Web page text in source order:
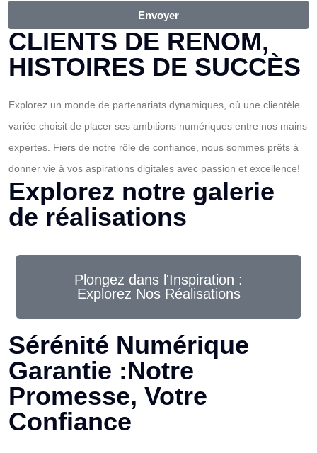
Envoyer
CLIENTS DE RENOM,
HISTOIRES DE SUCCÈS
Explorez un monde de partenariats dynamiques, où une clientèle
variée choisit de placer ses ambitions numériques entre nos mains
expertes. Fiers de notre rôle de confiance, nous sommes prêts à
donner vie à vos aspirations digitales avec passion et excellence!
Explorez notre galerie
de réalisations
Plongez dans l'Inspiration :
Explorez Nos Réalisations
Sérénité Numérique
Garantie :Notre
Promesse, Votre
Confiance